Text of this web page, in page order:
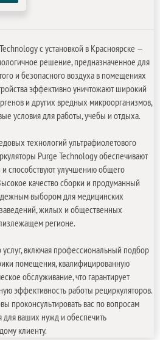
с установкой в Красноярске —
решение, предназначенное для
и безопасного воздуха в помещениях
эффективно уничтожают широкий
и других вредных микроорганизмов,
условия для работы, учебы и отдыха.
технологий ультрафиолетового
Purge Technology обеспечивают
способствуют улучшению общего
качество сборки и продуманный
выбором для медицинских
жилых и общественных
регионе.
включая профессиональный подбор
помещения, квалифицированную
обслуживание, что гарантирует
эффективность работы рециркуляторов.
проконсультировать вас по вопросам
ваших нужд и обеспечить
клиенту.